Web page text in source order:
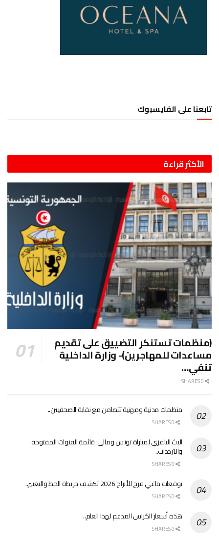
تابعنا على الفايسبوك
الأكثر قراءة
(منظمات تستنكر التضييق على تقديم
مساعدات للمهاجرين)- وزارة الداخلية
تنفي…
منظمات مدنية ومهنية تتضامن مع نقابة الصحفيين..
البث التلفزي لمباراة تونس ومالي: قائمة القنوات المفتوحة
والترددات..
توقعات ماغي فرح للأبراج 2026 تكشف خريطة الحظ والتغيير..
هذه أسعار الكراس المدعم لهذا العام..